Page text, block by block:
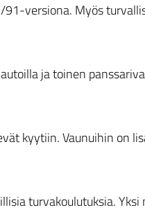
versiona. Myös
ja toinen
kyytiin. Vaunuihin on
turvakoulutuksia. Yksi